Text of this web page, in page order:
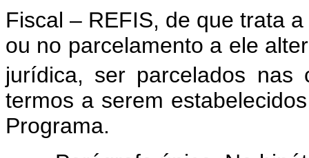
Fiscal – REFIS, de que trata a
ou no parcelamento a ele
jurídica, ser parcelados nas
termos a serem
Programa.